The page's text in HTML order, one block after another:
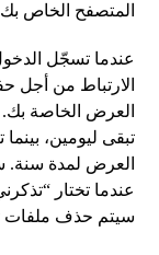
المتصفح الخاص
عندما تسجّل
الارتباط من
العرض الخاصة بك.
تبقى ليومين،
العرض لمدة
عندما تختار
سيتم حذف ملفات